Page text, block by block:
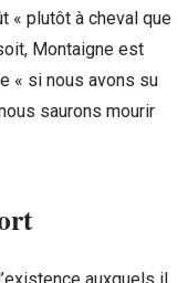
« plutôt à cheval que
Montaigne est
« si nous avons su
saurons mourir